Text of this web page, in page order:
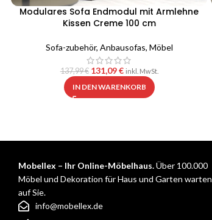
Modulares Sofa Endmodul mit Armlehne
Kissen Creme 100 cm
Sofa-zubehör, Anbausofas, Möbel
137,99€ 131,09€ inkl. MwSt.
IN DEN WARENKORB
Mobellex – Ihr Online-Möbelhaus.Über 100.000
Möbel und Dekoration für Haus und Garten warten
auf Sie.
info@mobellex.de